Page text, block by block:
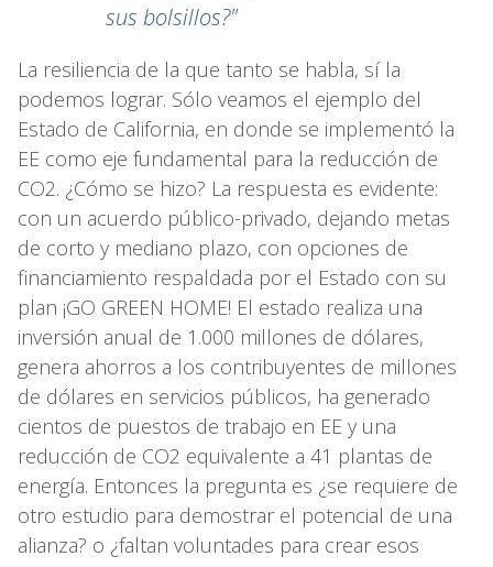
sus bolsillos?"
La resiliencia de la que tanto se habla, sí la
podemos lograr. Sólo veamos el ejemplo del
Estado de California, en donde se implementó la
EE como eje fundamental para la reducción de
CO2. ¿Cómo se hizo? La respuesta es evidente:
con un acuerdo público-privado, dejando metas
de corto y mediano plazo, con opciones de
financiamiento respaldada por el Estado con su
plan ¡GO GREEN HOME! El estado realiza una
inversión anual de 1.000 millones de dólares,
genera ahorros a los contribuyentes de millones
de dólares en servicios públicos, ha generado
cientos de puestos de trabajo en EE y una
reducción de CO2 equivalente a 41 plantas de
energía. Entonces la pregunta es ¿se requiere de
otro estudio para demostrar el potencial de una
alianza? o ¿faltan voluntades para crear esos